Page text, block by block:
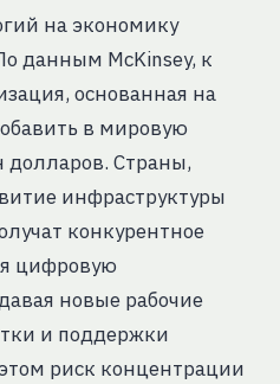
на экономику
данным McKinsey, к
основанная на
в мировую
долларов. Страны,
инфраструктуры
конкурентное
цифровую
новые рабочие
и поддержки
риск концентрации